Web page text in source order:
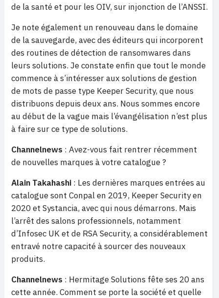
de la santé et pour les OIV, sur injonction de l’ANSSI.
Je note également un renouveau dans le domaine
de la sauvegarde, avec des éditeurs qui incorporent
des routines de détection de ransomwares dans
leurs solutions. Je constate enfin que tout le monde
commence à s’intéresser aux solutions de gestion
de mots de passe type Keeper Security, que nous
distribuons depuis deux ans. Nous sommes encore
au début de la vague mais l’évangélisation n’est plus
à faire sur ce type de solutions.
Channelnews : Avez-vous fait rentrer récemment
de nouvelles marques à votre catalogue ?
Alain Takahashi : Les dernières marques entrées au
catalogue sont Conpal en 2019, Keeper Security en
2020 et Systancia, avec qui nous démarrons. Mais
l’arrêt des salons professionnels, notamment
d’Infosec UK et de RSA Security, a considérablement
entravé notre capacité à sourcer des nouveaux
produits.
Channelnews : Hermitage Solutions fête ses 20 ans
cette année. Comment se porte la société et quelle